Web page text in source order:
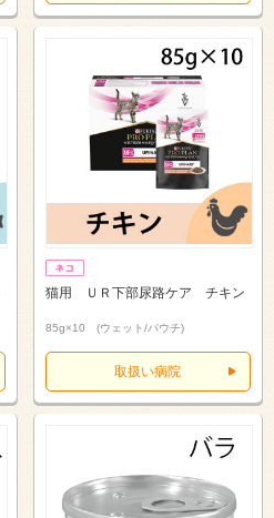
猫用 ＵＲ下部尿路ケア チキン
85g×10 (ウェット/パウチ)
取扱い病院